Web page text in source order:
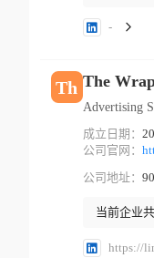
-
Th The
Advertising
成立日期：
公司官网：
公司地址：
当前企业
https://